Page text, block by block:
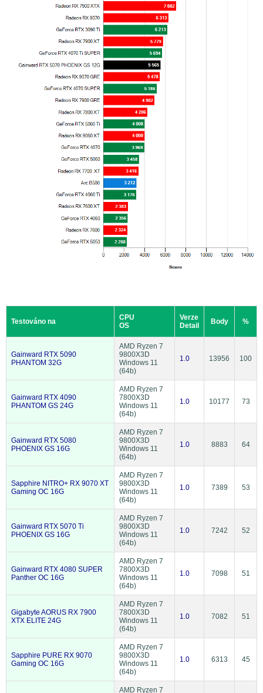
Testováno na
CPU
OS
Verze
Detail
Body %
Gainward RTX 5090
PHANTOM 32G
AMD Ryzen 7
9800X3D
Windows 11
(64b)
1.0 13956 100
Gainward RTX 4090
PHANTOM GS 24G
AMD Ryzen 7
7800X3D
Windows 11
(64b)
1.0 10177 73
Gainward RTX 5080
PHOENIX GS 16G
AMD Ryzen 7
9800X3D
Windows 11
(64b)
1.0 8883 64
Sapphire NITRO+ RX 9070 XT
Gaming OC 16G
AMD Ryzen 7
9800X3D
Windows 11
(64b)
1.0 7389 53
Gainward RTX 5070 Ti
PHOENIX GS 16G
AMD Ryzen 7
9800X3D
Windows 11
(64b)
1.0 7242 52
Gainward RTX 4080 SUPER
Panther OC 16G
AMD Ryzen 7
7800X3D
Windows 11
(64b)
1.0 7098 51
Gigabyte AORUS RX 7900
XTX ELITE 24G
AMD Ryzen 7
7800X3D
Windows 11
(64b)
1.0 7082 51
Sapphire PURE RX 9070
Gaming OC 16G
AMD Ryzen 7
9800X3D
Windows 11
(64b)
1.0 6313 45
AMD Ryzen 7